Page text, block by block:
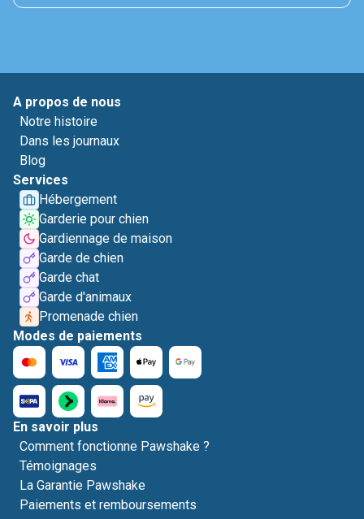
A propos de nous
Notre histoire
Dans les journaux
Blog
Services
Hébergement
Garderie pour chien
Gardiennage de maison
Garde de chien
Garde chat
Garde d'animaux
Promenade chien
Modes de paiements
En savoir plus
Comment fonctionne Pawshake ?
Témoignages
La Garantie Pawshake
Paiements et remboursements